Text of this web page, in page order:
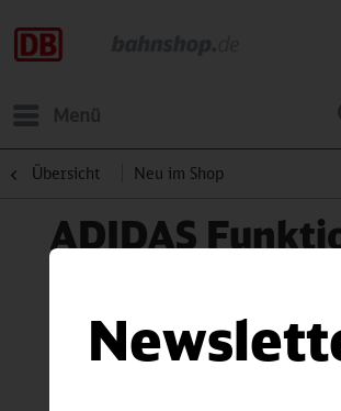
Menü
Übersicht Neu im Shop
ADIDAS